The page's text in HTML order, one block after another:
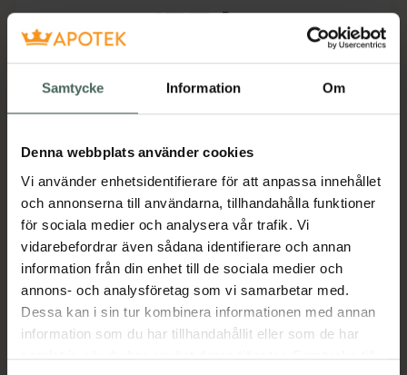
Samtycke Information Om
Denna webbplats använder cookies
Vi använder enhetsidentifierare för att anpassa innehållet
och annonserna till användarna, tillhandahålla funktioner
för sociala medier och analysera vår trafik. Vi
vidarebefordrar även sådana identifierare och annan
information från din enhet till de sociala medier och
annons- och analysföretag som vi samarbetar med.
Dessa kan i sin tur kombinera informationen med annan
information som du har tillhandahållit eller som de har
samlat in när du har använt deras tjänster. Samtycke till
153 kr
I apotek:153 kr
Köp via ditt recept
Aktuella erbjudanden
Beskrivning
Läs alltid bipacksedeln innan
användning.